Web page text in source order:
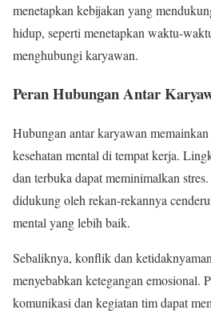
menetapkan kebijakan yang
hidup, seperti menetapkan waktu-
menghubungi karyawan.
Peran Hubungan Antar
Hubungan antar karyawan
kesehatan mental di tempat kerja.
dan terbuka dapat meminimalkan
didukung oleh rekan-rekannya
mental yang lebih baik.
Sebaliknya, konflik dan
menyebabkan ketegangan emosional.
komunikasi dan kegiatan tim dapat